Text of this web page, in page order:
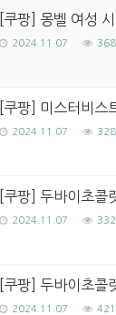
[쿠팡] 몽벨 여성
2024.11.07 368
[쿠팡] 미스터비
2024.11.07 328
[쿠팡] 두바이초
2024.11.07 332
[쿠팡] 두바이초
2024.11.07 421